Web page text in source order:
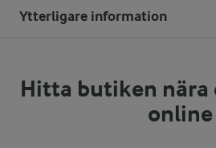
Ytterligare information
Hitta butiken nära
online